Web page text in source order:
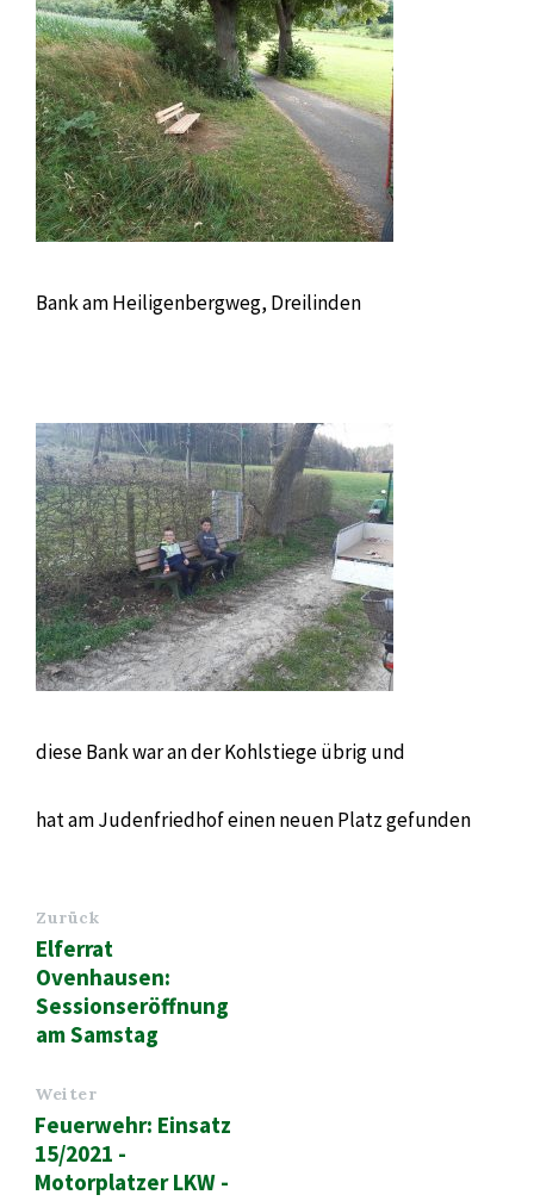
Bank am Heiligenbergweg, Dreilinden
diese Bank war an der Kohlstiege übrig und
hat am Judenfriedhof einen neuen Platz gefunden
Zurück
Elferrat
Ovenhausen:
Sessionseröffnung
am Samstag
Weiter
Feuerwehr: Einsatz
15/2021 -
Motorplatzer LKW -